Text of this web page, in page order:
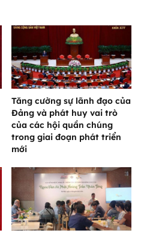
Tăng cường sự lãnh đạo của
Đảng và phát huy vai trò
của các hội quần chúng
trong giai đoạn phát triển
mới